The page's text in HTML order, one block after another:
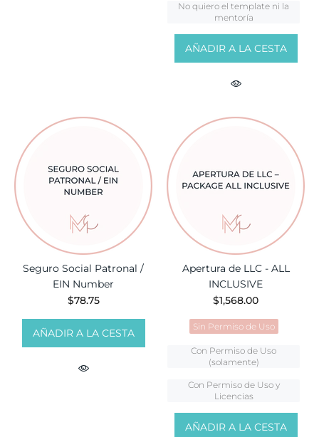
No quiero el template ni la
mentoría
AÑADIR A LA CESTA
Seguro Social Patronal /
EIN Number
$78.75
AÑADIR A LA CESTA
Apertura de LLC - ALL
INCLUSIVE
$1,568.00
Sin Permiso de Uso
Con Permiso de Uso
(solamente)
Con Permiso de Uso y
Licencias
AÑADIR A LA CESTA